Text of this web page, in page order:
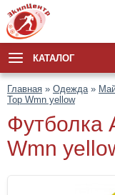
КАТАЛОГ
Главная » Одежда»
Top Wmn yellow
Футболка
Wmn